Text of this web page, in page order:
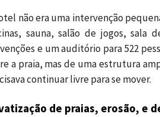
não era uma intervenção
sauna, salão de jogos, sala
e um auditório para 522
a praia, mas de uma estrutura
continuar livre para se mover.
de praias, erosão, e